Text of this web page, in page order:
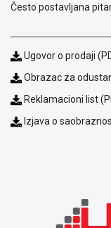
kvara
privatnosti
Politika
o
kolačićima
Provera
garancije
OUTLET
Često postavljana
Ugovor o prodaji
Obrazac za
Reklamacioni list
Izjava o